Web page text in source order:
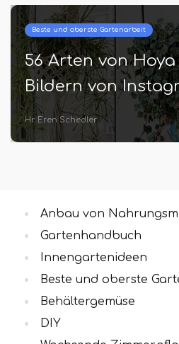
Beste und oberste Gartenarbeit
56 Arten von
Bildern von
Hr. Eren Schedler
Anbau von
Gartenhandbuch
Innengartenideen
Beste und oberste
Behältergemüse
DIY